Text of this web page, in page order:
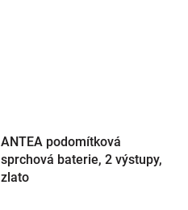
ANTEA podomítková
sprchová baterie, 2 výstupy,
zlato